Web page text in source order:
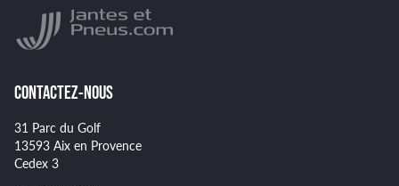
GOODYEAR
Montage et démontage de vos pneus
Spécificités pour certains pneus
CONTACTEZ-NOUS
31 Parc du Golf
13593 Aix en Provence
Cedex 3